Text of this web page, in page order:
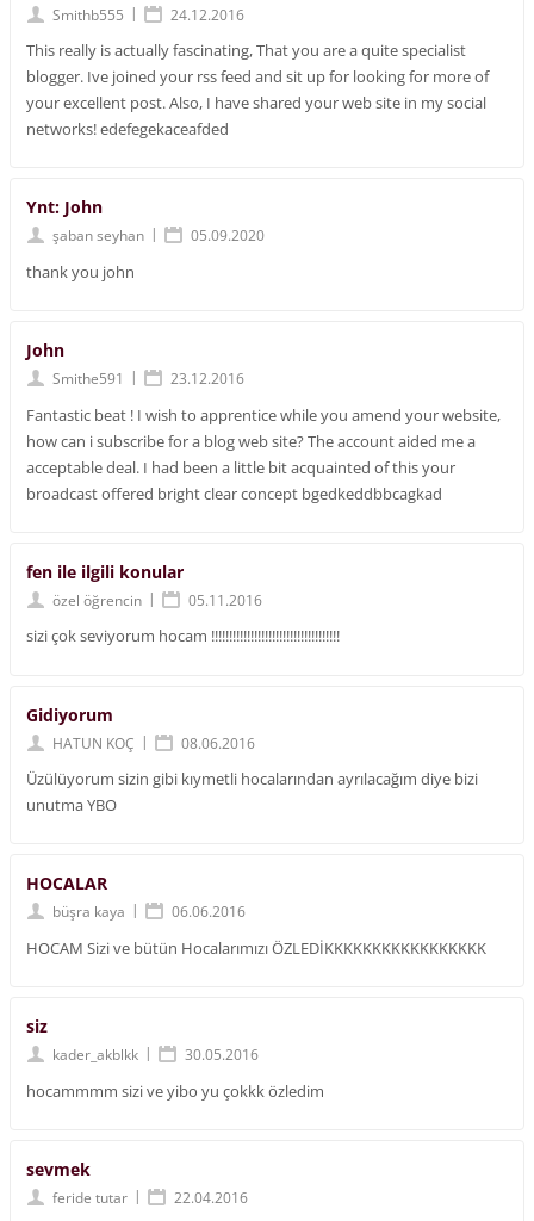
Smithb555 | 24.12.2016
This really is actually fascinating, That you are a quite specialist
blogger. Ive joined your rss feed and sit up for looking for more of
your excellent post. Also, I have shared your web site in my social
networks! edefegekaceafded
Ynt: John
şaban seyhan | 05.09.2020
thank you john
John
Smithe591 | 23.12.2016
Fantastic beat ! I wish to apprentice while you amend your website,
how can i subscribe for a blog web site? The account aided me a
acceptable deal. I had been a little bit acquainted of this your
broadcast offered bright clear concept bgedkeddbbcagkad
fen ile ilgili konular
özel öğrencin | 05.11.2016
sizi çok seviyorum hocam !!!!!!!!!!!!!!!!!!!!!!!!!!!!!!!!!!!!
Gidiyorum
HATUN KOÇ | 08.06.2016
Üzülüyorum sizin gibi kıymetli hocalarından ayrılacağım diye bizi
unutma YBO
HOCALAR
büşra kaya | 06.06.2016
HOCAM Sizi ve bütün Hocalarımızı ÖZLEDİKKKKKKKKKKKKKKKKK
siz
kader_akblkk | 30.05.2016
hocammmm sizi ve yibo yu çokkk özledim
sevmek
feride tutar | 22.04.2016